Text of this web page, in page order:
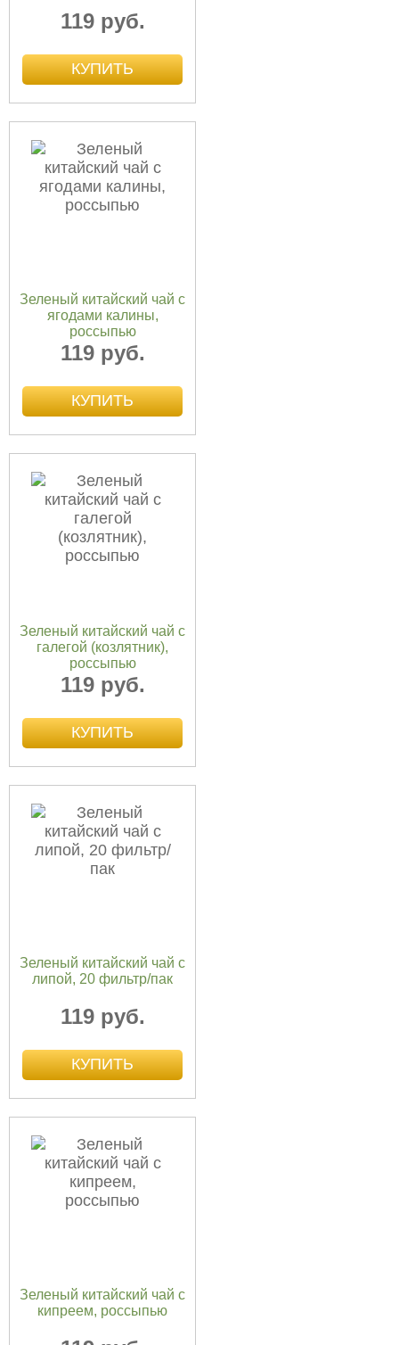
119 руб.
Зеленый китайский чай с
ягодами калины,
россыпью
119 руб.
Зеленый китайский чай с
галегой (козлятник),
россыпью
119 руб.
Зеленый китайский чай с
липой, 20 фильтр/пак
119 руб.
Зеленый китайский чай с
кипреем, россыпью